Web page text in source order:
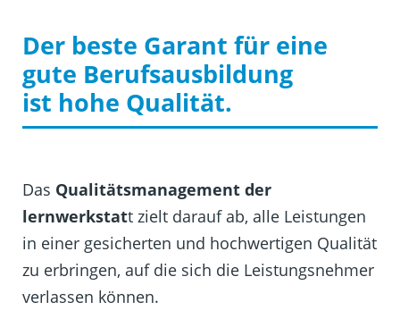
Der beste Garant für eine
gute Berufsausbildung
ist hohe Qualität.
Das Qualitätsmanagement der
lernwerkstatt zielt darauf ab, alle Leistungen
in einer gesicherten und hochwertigen Qualität
zu erbringen, auf die sich die Leistungsnehmer
verlassen können.